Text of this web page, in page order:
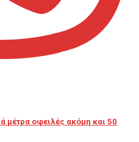
μέτρα οφειλές ακόμη και 50